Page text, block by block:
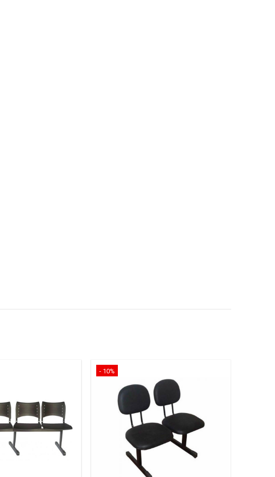
- 10%